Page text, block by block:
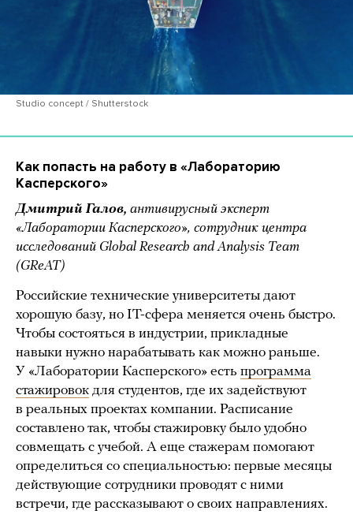
Studio concept / Shutterstock
Как попасть на работу в «Лабораторию
Касперского»
Дмитрий Галов, антивирусный эксперт
«Лаборатории Касперского», сотрудник центра
исследований Global Research and Analysis Team
(GReAT)
Российские технические университеты дают
хорошую базу, но IT-сфера меняется очень быстро.
Чтобы состояться в индустрии, прикладные
навыки нужно нарабатывать как можно раньше.
У «Лаборатории Касперского» есть программа
стажировок для студентов, где их задействуют
в реальных проектах компании. Расписание
составлено так, чтобы стажировку было удобно
совмещать с учебой. А еще стажерам помогают
определиться со специальностью: первые месяцы
действующие сотрудники проводят с ними
встречи, где рассказывают о своих направлениях.